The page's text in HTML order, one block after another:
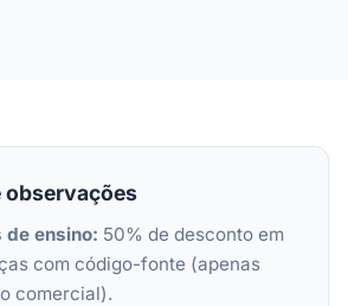
observações
ensino: 50% de desconto em
com código-fonte (apenas
comercial).